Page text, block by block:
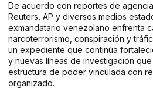
De acuerdo con reportes de
Reuters, AP y diversos medios
exmandatario venezolano enfrenta
narcoterrorismo, conspiración y
un expediente que continúa
y nuevas líneas de investigación
estructura de poder vinculada con
organizado.